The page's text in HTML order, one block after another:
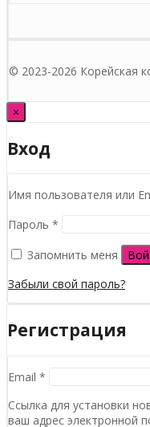
© 2023-2026 Корейская
×
Вход
Имя пользователя или
Пароль *
Запомнить меня
Забыли свой пароль?
Регистрация
Email *
Ссылка для установки
ваш адрес электронной